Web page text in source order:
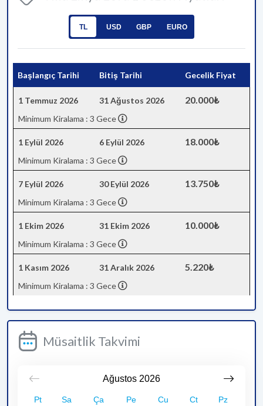
TL USD GBP EURO
Başlangıç Tarihi Bitiş Tarihi Gecelik Fiyat
1 Temmuz 2026 31 Ağustos 2026 20.000₺
Minimum Kiralama : 3 Gece
1 Eylül 2026 6 Eylül 2026 18.000₺
Minimum Kiralama : 3 Gece
7 Eylül 2026 30 Eylül 2026 13.750₺
Minimum Kiralama : 3 Gece
1 Ekim 2026 31 Ekim 2026 10.000₺
Minimum Kiralama : 3 Gece
1 Kasım 2026 31 Aralık 2026 5.220₺
Minimum Kiralama : 3 Gece
Müsaitlik Takvimi
Ağustos 2026
Pt Sa Ça Pe Cu Ct Pz